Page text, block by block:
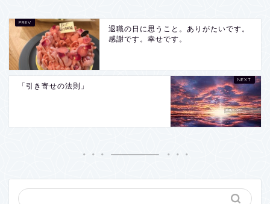
退職の日に思うこと。ありがたいです。
感謝です。幸せです。
「引き寄せの法則」